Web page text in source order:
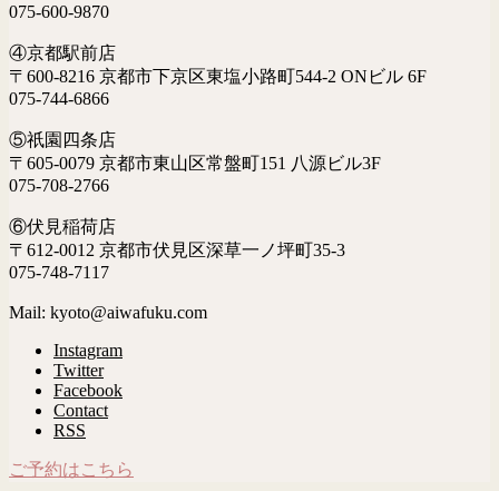
075-600-9870
④京都駅前店
〒600-8216 京都市下京区東塩小路町544-2 ONビル 6F
075-744-6866
⑤祇園四条店
〒605-0079 京都市東山区常盤町151 八源ビル3F
075-708-2766
⑥伏見稲荷店
〒612-0012 京都市伏見区深草一ノ坪町35-3
075-748-7117
Mail: kyoto@aiwafuku.com
Instagram
Twitter
Facebook
Contact
RSS
ご予約はこちら